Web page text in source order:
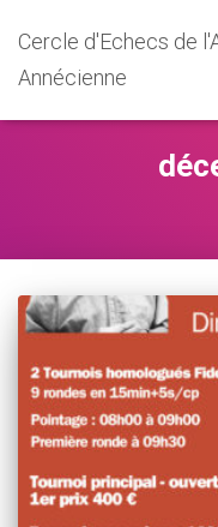
Cercle d'Echecs de
Annécienne